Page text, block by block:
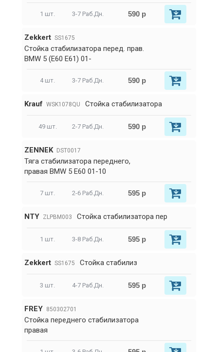
1 шт. 3-7 Раб.Дн. 590 р
Zekkert SS1675
Стойка стабилизатора перед. прав.
BMW 5 (E60 E61) 01-
4 шт. 3-7 Раб.Дн. 590 р
Krauf WSK1078QU Стойка стабилизатора
49 шт. 2-7 Раб.Дн. 590 р
ZENNEK DST0017
Тяга стабилизатора переднего,
правая BMW 5 E60 01-10
7 шт. 2-6 Раб.Дн. 595 р
NTY ZLPBM003 Стойка стабилизатора пер
1 шт. 3-8 Раб.Дн. 595 р
Zekkert SS1675 Стойка стабилиз
3 шт. 4-7 Раб.Дн. 595 р
FREY 850302701
Стойка переднего стабилизатора
правая